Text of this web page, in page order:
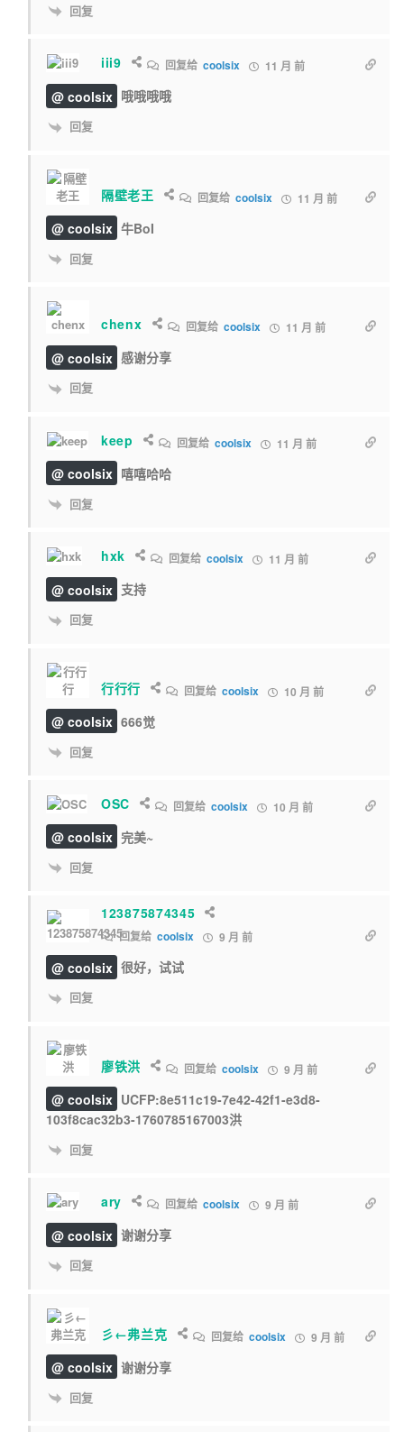
回复
iii9 回复给 coolsix 11 月 前
@ coolsix 哦哦哦哦
回复
隔壁老王 回复给 coolsix 11 月 前
@ coolsix 牛BoI
回复
chenx 回复给 coolsix 11 月 前
@ coolsix 感谢分享
回复
keep 回复给 coolsix 11 月 前
@ coolsix 嘻嘻哈哈
回复
hxk 回复给coolsix 11 月 前
@ coolsix 支持
回复
行行行 回复给coolsix 10 月 前
@ coolsix 666觉
回复
OSC 回复给coolsix 10 月 前
@ coolsix 完美~
回复
123875874345
回复给 coolsix 9 月 前
@ coolsix 很好，试试
回复
廖铁洪 回复给coolsix 9 月 前
@ coolsix UCFP:8e511c19-7e42-42f1-e3d8-
103f8cac32b3-1760785167003洪
回复
ary 回复给coolsix 9 月 前
@ coolsix 谢谢分享
回复
彡←弗兰克 回复给 coolsix 9 月 前
@ coolsix 谢谢分享
回复